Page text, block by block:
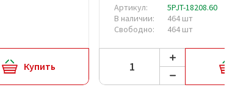
Купить
Артикул:
5PJT-18208.60
В наличии:
464 шт
Свободно:
464 шт